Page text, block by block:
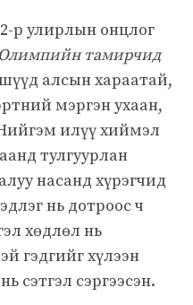
р улирлын онцлог
тамирчид
алсын хараатай,
мэргэн ухаан,
илүү хиймэл
тулгуурлан
насанд хүрэгчид
нь дотроос ч
хөдлөл нь
гэдгийг хүлээн
сэтгэл сэргээсэн.